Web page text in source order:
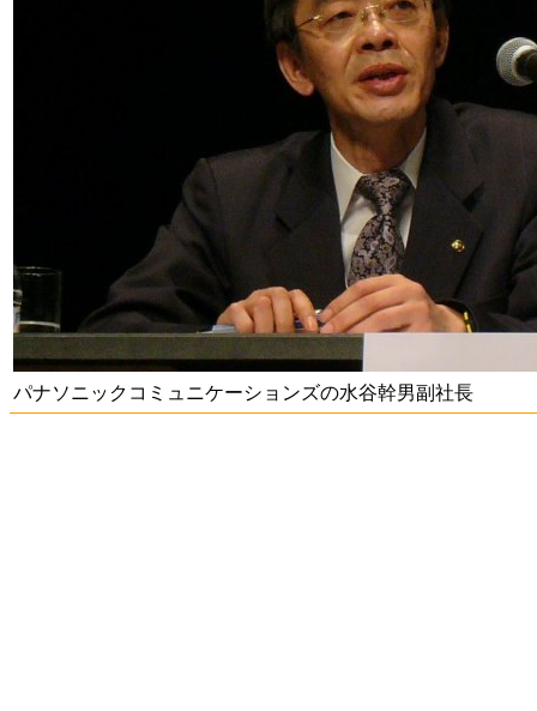
パナソニックコミュニケーションズの水谷幹男副社長